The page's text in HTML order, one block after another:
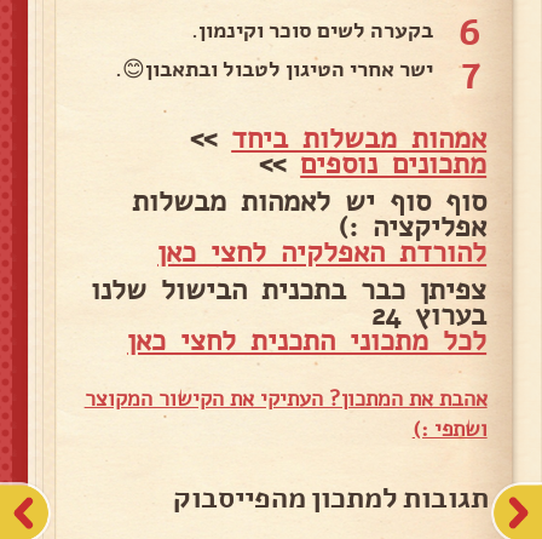
6 בקערה לשים סוכר וקינמון.
7 ישר אחרי הטיגון לטבול ובתאבון😊.
אמהות מבשלות ביחד >>
מתכונים נוספים>>
סוף סוף יש לאמהות מבשלות
אפליקציה :)
להורדת האפלקיה לחצי כאן
צפיתן כבר בתכנית הבישול שלנו
בערוץ 24
לכל מתכוני התכנית לחצי כאן
אהבת את המתכון? העתיקי את הקישור המקוצר
ושתפי :)
תגובות למתכון מהפייסבוק